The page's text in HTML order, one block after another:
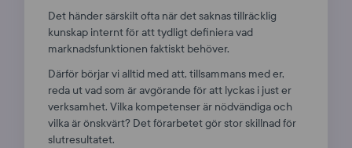
Det händer särskilt ofta när det saknas tillräcklig
kunskap internt för att tydligt definiera vad
marknadsfunktionen faktiskt behöver.
Därför börjar vi alltid med att, tillsammans med er,
reda ut vad som är avgörande för att lyckas i just er
verksamhet. Vilka kompetenser är nödvändiga och
vilka är önskvärt? Det förarbetet gör stor skillnad för
slutresultatet.